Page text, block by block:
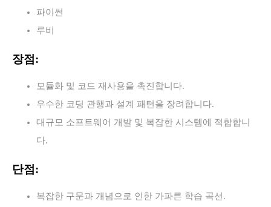
파이썬
루비
장점:
모듈화 및 코드 재사용을 촉진합니다.
우수한 코딩 관행과 설계 패턴을 장려합니다.
대규모 소프트웨어 개발 및 복잡한 시스템에 적합합니
다.
단점:
복잡한 구문과 개념으로 인한 가파른 학습 곡선.